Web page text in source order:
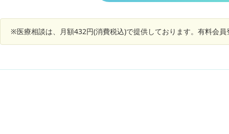
での通院もあるので、私としては手術して欲しい
と思ってるのですが？放射線治療がベストなんで
しょうか？回答よろしくお願いします。(補足です
が、肺がんは今は強い抗がん剤は使えない状態
二回変化を診るためにレントゲン撮影しに行くく
けない
月初め
の機関
思うので仕方ないのですが、腎臓がんの手術で透
んのサイズは右の腎臓に4cmほどと言われていま
す。よろしくお願いします。
※医療相談は、月額432円(消費税込)で提供しております。有料会